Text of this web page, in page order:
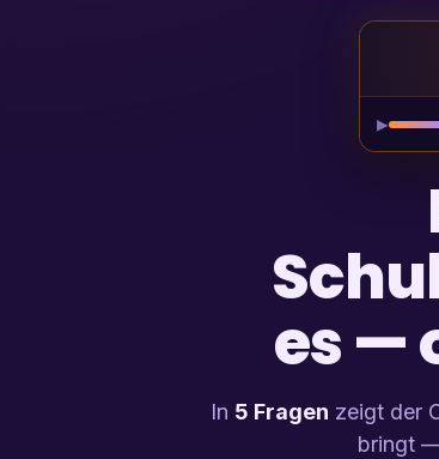
▶
es —
In 5 Fragen zeigt der
bringt